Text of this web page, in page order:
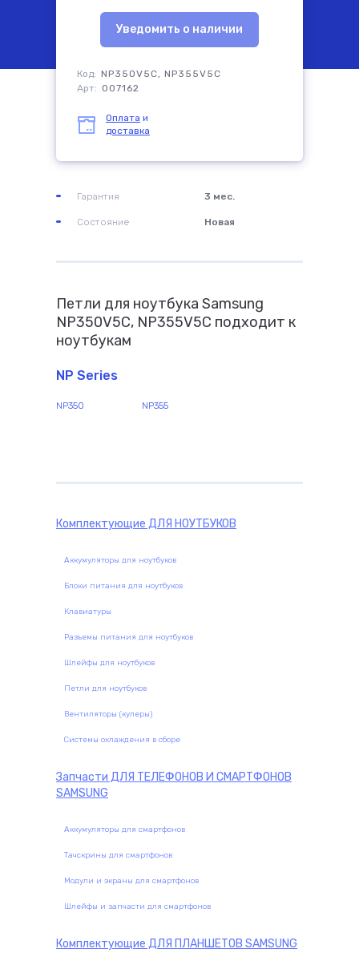
Уведомить о наличии
Код: NP350V5C, NP355V5C
Арт: 007162
Оплата и
доставка
Гарантия 3 мес.
Состояние Новая
Петли для ноутбука Samsung
NP350V5C, NP355V5C подходит к
ноутбукам
NP Series
NP350 NP355
Комплектующие ДЛЯ НОУТБУКОВ
Аккумуляторы для ноутбуков
Блоки питания для ноутбуков
Клавиатуры
Разъемы питания для ноутбуков
Шлейфы для ноутбуков
Петли для ноутбуков
Вентиляторы (кулеры)
Системы охлаждения в сборе
Запчасти ДЛЯ ТЕЛЕФОНОВ И СМАРТФОНОВ
SAMSUNG
Аккумуляторы для смартфонов
Тачскрины для смартфонов
Модули и экраны для смартфонов
Шлейфы и запчасти для смартфонов
Комплектующие ДЛЯ ПЛАНШЕТОВ SAMSUNG